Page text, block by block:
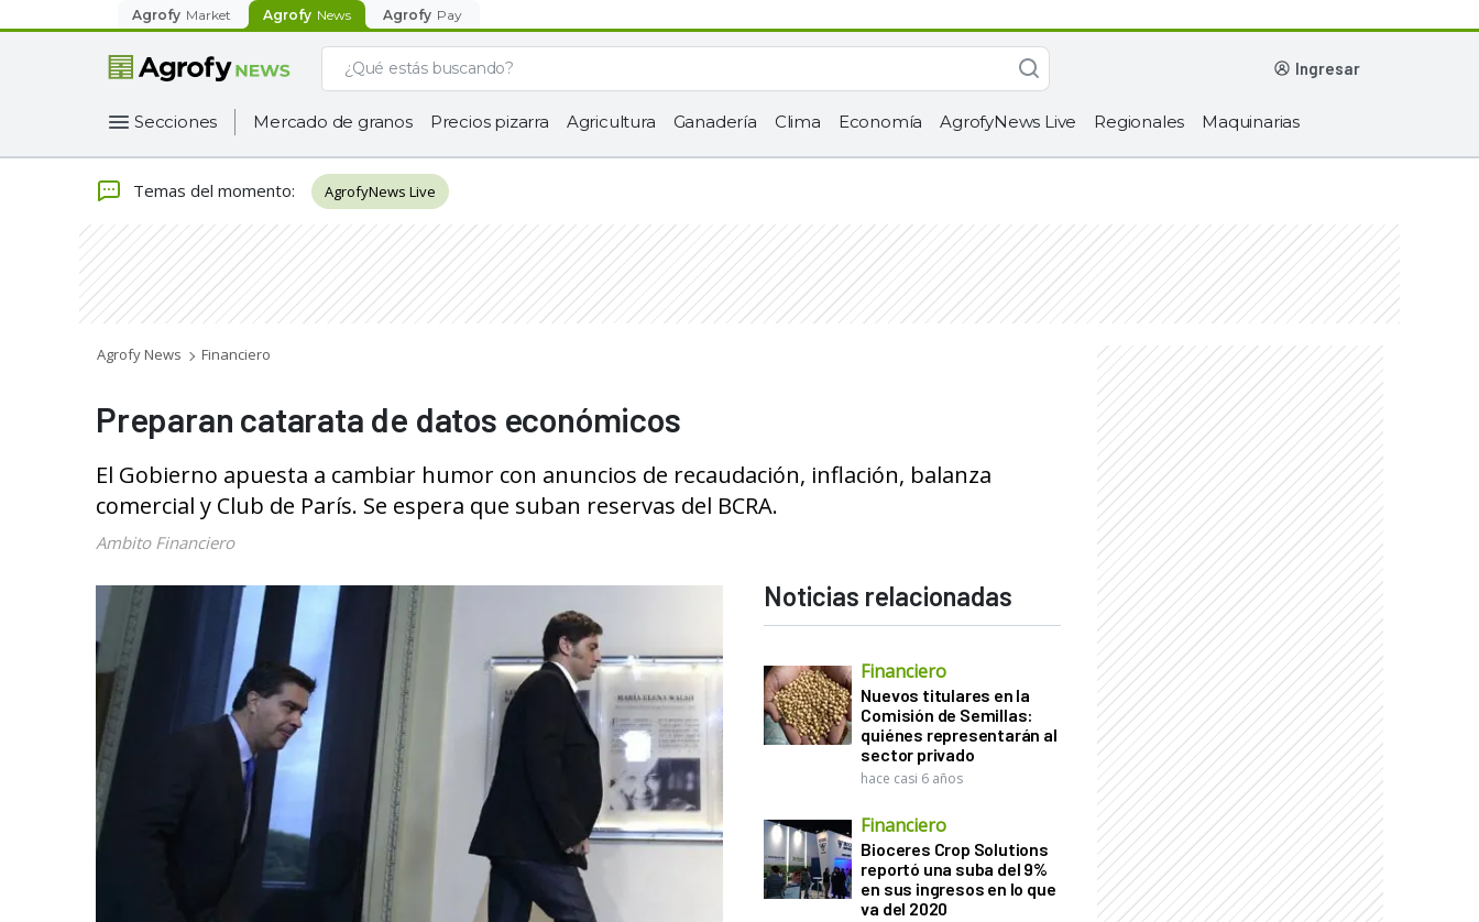
Agrofy Market Agrofy News Agrofy Pay
ingresar
Secciones Mercado de granos Precios pizarra Agricultura Ganadería Clima Economía AgrofyNews Live Regionales Maquinarias
Temas del momento: AgrofyNews Live
Agrofy News Financiero
Preparan catarata de datos económicos
El Gobierno apuesta a cambiar humor con anuncios de recaudación, inflación, balanza
comercial y Club de París. Se espera que suban reservas del BCRA.
Ambito Financiero
Noticias relacionadas
Financiero
Nuevos titulares en la
Comisión de Semillas:
quiénes representarán al
sector privado
hace casi 6 años
Financiero
Bioceres Crop Solutions
reportó una suba del 9%
en sus ingresos en lo que
va del 2020